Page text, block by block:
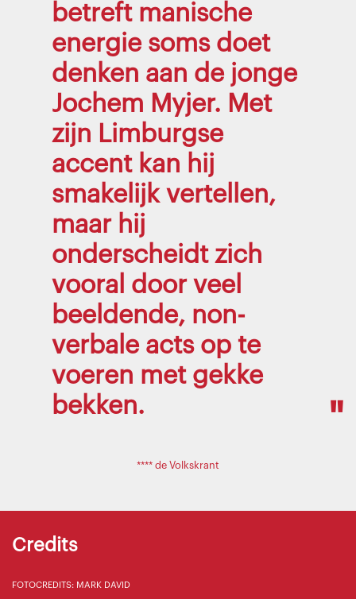
betreft manische
energie soms doet
denken aan de jonge
Jochem Myjer. Met
zijn Limburgse
accent kan hij
smakelijk vertellen,
maar hij
onderscheidt zich
vooral door veel
beeldende, non-
verbale acts op te
voeren met gekke
bekken.
**** de Volkskrant
Credits
FOTOCREDITS: MARK DAVID